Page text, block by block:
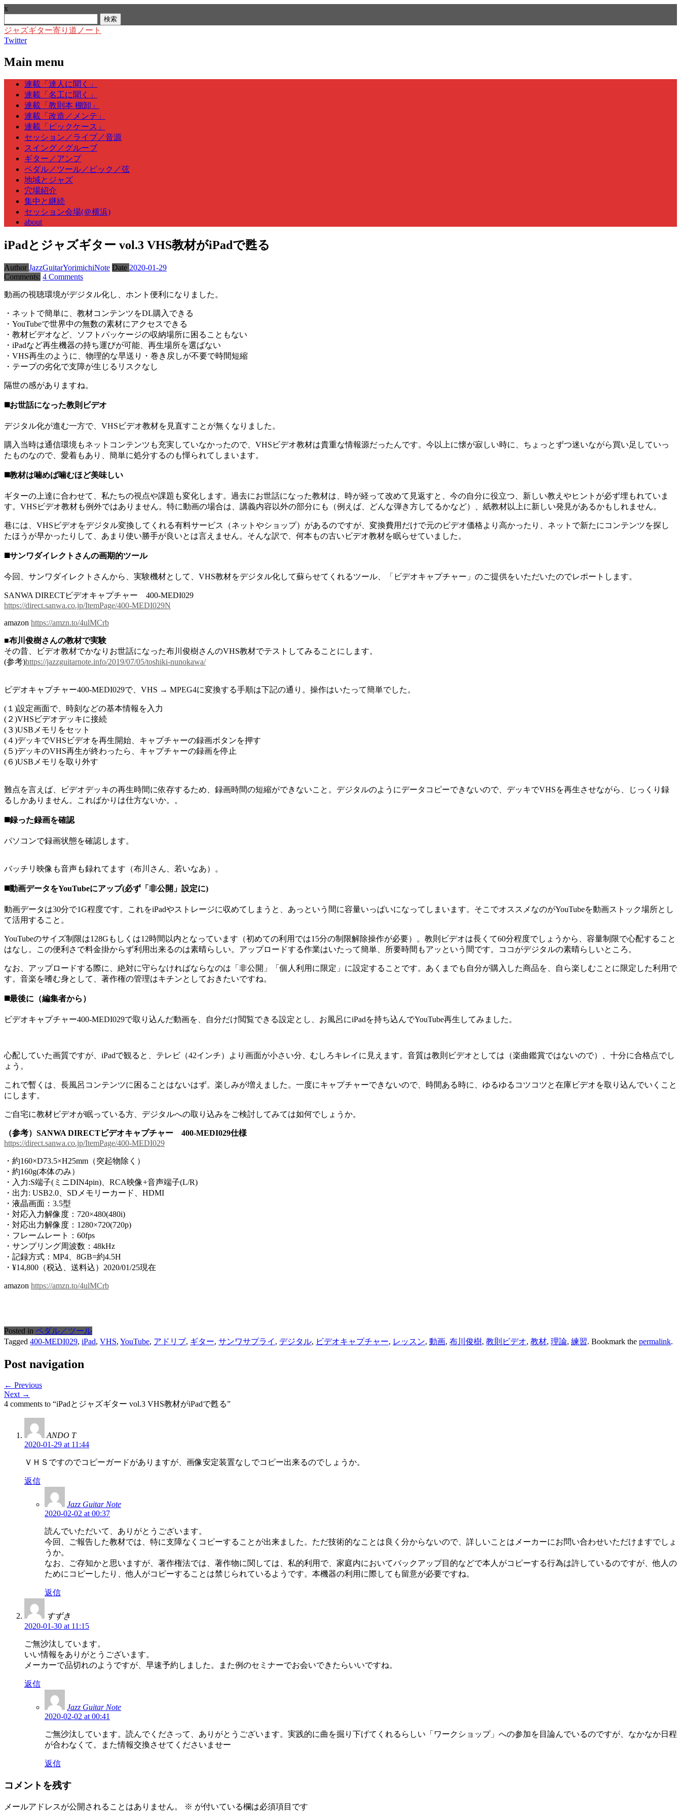
x
索:
ジャズギター寄り道ノート
Twitter
Main menu
Skip
content
連載「達人に聞く」
連載「名工に聞く」
連載「教則本 棚卸」
連載「改造／メンテ」
連載「ピックケース」
セッション／ライブ／音源
スイング／グルーブ
ギター／アンプ
ペダル／ツール／ピック／弦
地域とジャズ
穴場紹介
集中と継続
セッション会場(＠横浜)
about
iPadとジャズギター vol.3 VHS教材がiPadで甦る
Author JazzGuitarYorimichiNote Date 2020-01-29
Comments: 4 Comments
動画の視聴環境がデジタル化し、ホント便利になりました。
・ネットで簡単に、教材コンテンツをDL購入できる
・YouTubeで世界中の無数の素材にアクセスできる
・教材ビデオなど、ソフトパッケージの収納場所に困ることもない
・iPadなど再生機器の持ち運びが可能、再生場所を選ばない
・VHS再生のように、物理的な早送り・巻き戻しが不要で時間短縮
・テープの劣化で支障が生じるリスクなし
隔世の感がありますね。
◼️お世話になった教則ビデオ
デジタル化が進む一方で、VHSビデオ教材を見直すことが無くなりました。
購入当時は通信環境もネットコンテンツも充実していなかったので、VHSビデオ教材は貴重な情報源だったんです。今以上に懐が寂しい時に、ちょっとずつ迷いながら買い足していっ
たものなので、愛着もあり、簡単に処分するのも憚られてしまいます。
◼️教材は噛めば噛むほど美味しい
ギターの上達に合わせて、私たちの視点や課題も変化します。過去にお世話になった教材は、時が経って改めて見返すと、今の自分に役立つ、新しい教えやヒントが必ず埋もれていま
す。VHSビデオ教材も例外ではありません。特に動画の場合は、講義内容以外の部分にも（例えば、どんな弾き方してるかなど）、紙教材以上に新しい発見があるかもしれません。
巷には、VHSビデオをデジタル変換してくれる有料サービス（ネットやショップ）があるのですが、変換費用だけで元のビデオ価格より高かったり、ネットで新たにコンテンツを探し
たほうが早かったりして、あまり使い勝手が良いとは言えません。そんな訳で、何本もの古いビデオ教材を眠らせていました。
◼️サンワダイレクトさんの画期的ツール
今回、サンワダイレクトさんから、実験機材として、VHS教材をデジタル化して蘇らせてくれるツール、「ビデオキャプチャー」のご提供をいただいたのでレポートします。
SANWA DIRECTビデオキャプチャー 400-MEDI029
https://direct.sanwa.co.jp/ItemPage/400-MEDI029N
amazon https://amzn.to/4ulMCrb
■布川俊樹さんの教材で実験
その昔、ビデオ教材でかなりお世話になった布川俊樹さんのVHS教材でテストしてみることにします。
(参考)https://jazzguitarnote.info/2019/07/05/toshiki-nunokawa/
ビデオキャプチャー400-MEDI029で、VHS → MPEG4に変換する手順は下記の通り。操作はいたって簡単でした。
(１)設定画面で、時刻などの基本情報を入力
(２)VHSビデオデッキに接続
(３)USBメモリをセット
(４)デッキでVHSビデオを再生開始、キャプチャーの録画ボタンを押す
(５)デッキのVHS再生が終わったら、キャプチャーの録画を停止
(６)USBメモリを取り外す
難点を言えば、ビデオデッキの再生時間に依存するため、録画時間の短縮ができないこと。デジタルのようにデータコピーできないので、デッキでVHSを再生させながら、じっくり録
るしかありません。こればかりは仕方ないか。。
◼️録った録画を確認
パソコンで録画状態を確認します。
バッチリ映像も音声も録れてます（布川さん、若いなあ）。
◼️動画データをYouTubeにアップ(必ず「非公開」設定に)
動画データは30分で1G程度です。これをiPadやストレージに収めてしまうと、あっという間に容量いっぱいになってしまいます。そこでオススメなのがYouTubeを動画ストック場所とし
て活用すること。
YouTubeのサイズ制限は128Gもしくは12時間以内となっています（初めての利用では15分の制限解除操作が必要）。教則ビデオは長くて60分程度でしょうから、容量制限で心配すること
はなし。この便利さで料金掛からず利用出来るのは素晴らしい。アップロードする作業はいたって簡単、所要時間もアッという間です。ココがデジタルの素晴らしいところ。
なお、アップロードする際に、絶対に守らなければならなのは「非公開」「個人利用に限定」に設定することです。あくまでも自分が購入した商品を、自ら楽しむことに限定した利用で
す。音楽を嗜む身として、著作権の管理はキチンとしておきたいですね。
◼️最後に（編集者から）
ビデオキャプチャー400-MEDI029で取り込んだ動画を、自分だけ閲覧できる設定とし、お風呂にiPadを持ち込んでYouTube再生してみました。
心配していた画質ですが、iPadで観ると、テレビ（42インチ）より画面が小さい分、むしろキレイに見えます。音質は教則ビデオとしては（楽曲鑑賞ではないので）、十分に合格点でし
ょう。
これで暫くは、長風呂コンテンツに困ることはないはず。楽しみが増えました。一度にキャプチャーできないので、時間ある時に、ゆるゆるコツコツと在庫ビデオを取り込んでいくこと
にします。
ご自宅に教材ビデオが眠っている方、デジタルへの取り込みをご検討してみては如何でしょうか。
（参考）SANWA DIRECTビデオキャプチャー 400-MEDI029仕様
https://direct.sanwa.co.jp/ItemPage/400-MEDI029
・約160×D73.5×H25mm（突起物除く）
・約160g(本体のみ）
・入力:S端子(ミニDIN4pin)、RCA映像+音声端子(L/R)
・出力: USB2.0、SDメモリーカード、HDMI
・液晶画面：3.5型
・対応入力解像度：720×480(480i)
・対応出力解像度：1280×720(720p)
・フレームレート：60fps
・サンプリング周波数：48kHz
・記録方式：MP4、8GB=約4.5H
・¥14,800（税込、送料込）2020/01/25現在
amazon https://amzn.to/4ulMCrb
Posted in ペダル／ツール
Tagged 400-MEDI029, iPad, VHS, YouTube, アドリブ, ギター, サンワサプライ , デジタル, ビデオキャプチャー, レッスン, 動画, 布川俊樹, 教則ビデオ, 教材, 理論, 練習. Bookmark the permalink.
Post navigation
← Previous
Next →
4 comments to “iPadとジャズギター vol.3 VHS教材がiPadで甦る”
ANDO T
2020-01-29 at 11:44
ＶＨＳですのでコピーガードがありますが、画像安定装置なしでコピー出来るのでしょうか。
返信
Jazz Guitar Note
2020-02-02 at 00:37
読んでいただいて、ありがとうございます。
今回、ご報告した教材では、特に支障なくコピーすることが出来ました。ただ技術的なことは良く分からないので、詳しいことはメーカーにお問い合わせいただけますでしょ
うか。
なお、ご存知かと思いますが、著作権法では、著作物に関しては、私的利用で、家庭内においてバックアップ目的などで本人がコピーする行為は許しているのですが、他人の
ためにコピーしたり、他人がコピーすることは禁じられているようです。本機器の利用に際しても留意が必要ですね。
返信
すずき
2020-01-30 at 11:15
ご無沙汰しています。
いい情報をありがとうございます。
メーカーで品切れのようですが、早速予約しました。また例のセミナーでお会いできたらいいですね。
返信
Jazz Guitar Note
2020-02-02 at 00:41
ご無沙汰しています。読んでくださって、ありがとうございます。実践的に曲を掘り下げてくれるらしい「ワークショップ」への参加を目論んでいるのですが、なかなか日程
が合わなくて。また情報交換させてくださいませー
返信
コメントを残す
メールアドレスが公開されることはありません。 ※ が付いている欄は必須項目です